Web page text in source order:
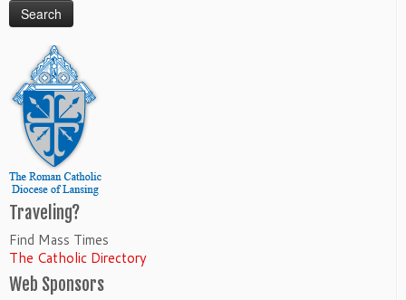
Traveling?
Find Mass Times
The Catholic Directory
Web Sponsors